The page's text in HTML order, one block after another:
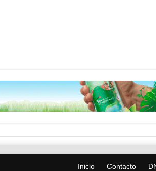
Inicio Contacto